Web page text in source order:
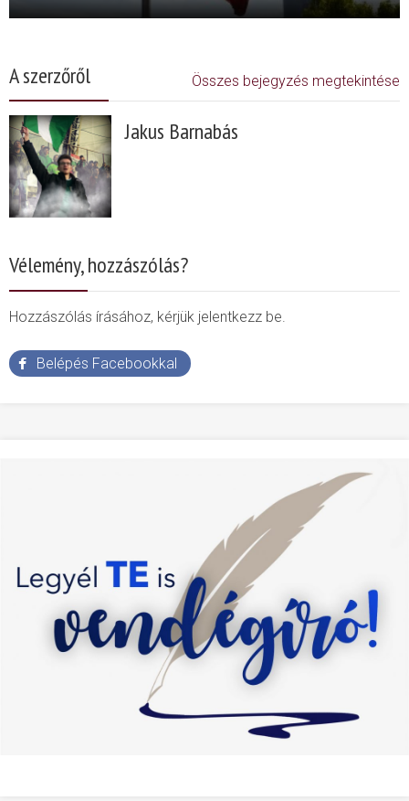
A szerzőről Összes bejegyzés megtekintése
Jakus Barnabás
Vélemény, hozzászólás?
Hozzászólás írásához, kérjük jelentkezz be.
Belépés Facebookkal